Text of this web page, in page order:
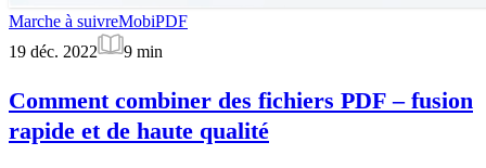
Marche à suivreMobiPDF
19 déc. 2022
9 min
Comment combiner des fichiers PDF – fusion
rapide et de haute qualité